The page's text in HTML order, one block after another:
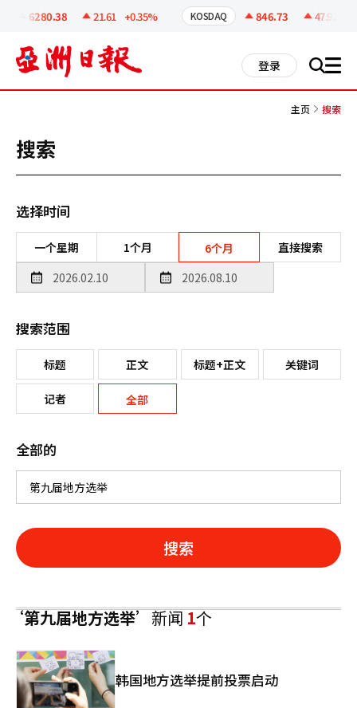
6280.38 21.61 +0.35% KOSDAQ 846.73 47.92
登录 搜 all
主页 搜索
搜索
选择时间
一个星期 1个月 6个月 直接搜索
搜索范围
标题 正文 标题+正文 关键词
记者 全部
全部的
搜索
‘第九届地方选举’新闻1个
韩国地方选举提前投票启动